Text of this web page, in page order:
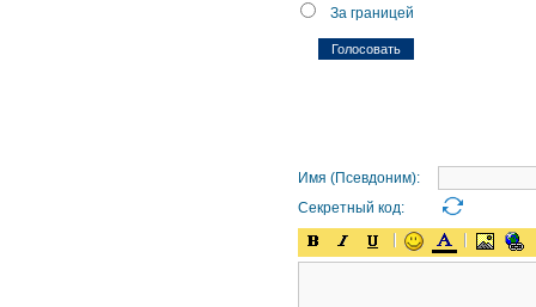
За границей
Имя (Псевдоним):
Секретный код: